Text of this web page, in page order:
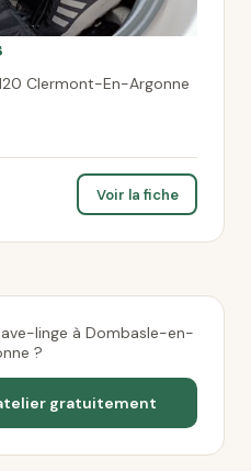
Clermont-En-Argonne
Voir la fiche
linge à Dombasle-en-
?
gratuitement